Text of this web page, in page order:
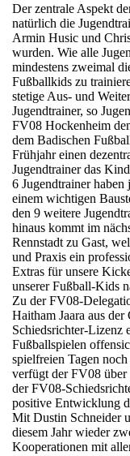
Der zentrale Aspekt
natürlich die
Armin Husic und
wurden. Wie alle
mindestens zweimal
Fußballkids zu
stetige Aus- und
Jugendtrainer, so
FV08 Hockenheim
dem Badischen
Frühjahr einen
Jugendtrainer das
6 Jugendtrainer
einem wichtigen
den 9 weitere
hinaus kommt im
Rennstadt zu Gast,
und Praxis ein
Extras für unsere
unserer Fußball-Kids
Zu der FV08-
Haitham Jaara aus
Schiedsrichter-Lizenz
Fußballspielen
spielfreien Tagen
verfügt der FV08 über
der FV08-
positive Entwicklung
Mit Dustin Schneider
diesem Jahr wieder
Kooperationen mit